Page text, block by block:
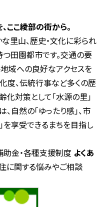
ここ綾部の街から。
里山、歴史・文化に彩られ
田園都市です。交通の要
域への良好なアクセスを
度、伝統行事など多くの歴
化対策として「水源の里」
自然の「ゆったり感」、市
を享受できるまちを目指し
金・各種支援制度 よくあ
に関する悩みやご相談